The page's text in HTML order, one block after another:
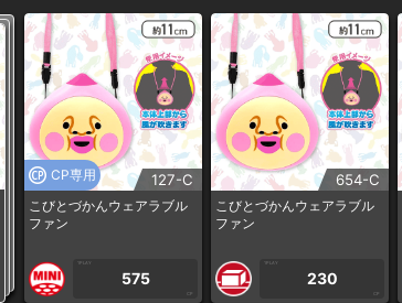
CP専用 127-C
こびとづかんウェアラブル
ファン
1PLAY
575
CP
654-C
こびとづかんウェアラブル
ファン
1PLAY
230
CP